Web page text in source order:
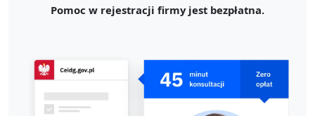
Pomoc w rejestracji firmy jest bezpłatna.